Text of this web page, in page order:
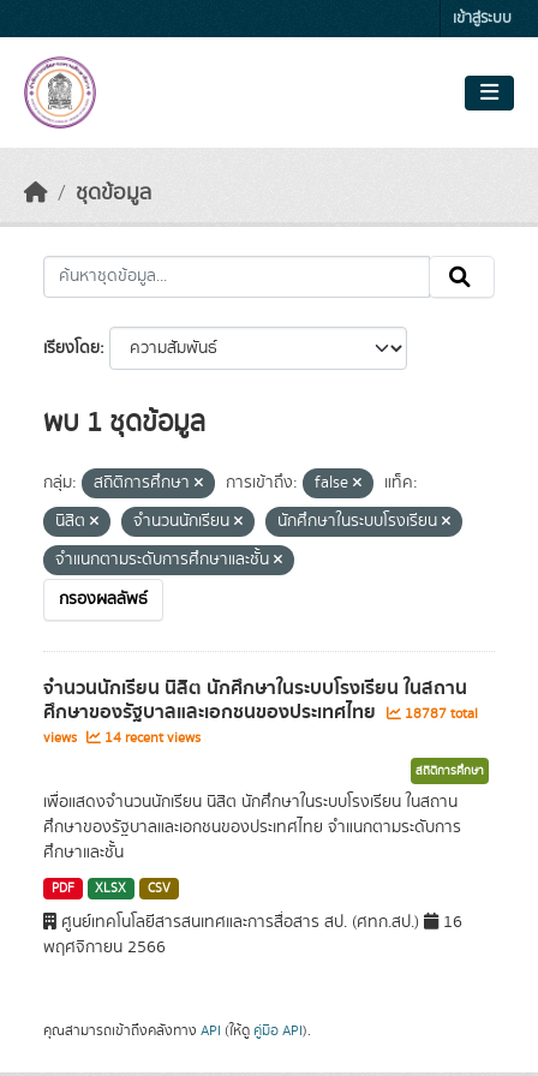
เข้าสู่ระบบ
ชุดข้อมูล
เรียงโดย
พบ 1 ชุดข้อมูล
กลุ่ม: สถิติการศึกษา การเข้าถึง: false
แท็ค:
นิสิต
จำนวนนักเรียน
นักศึกษาในระบบโรงเรียน
จำแนกตามระดับการศึกษาและชั้น
กรองผลลัพธ์
จำนวนนักเรียน นิสิต นักศึกษาในระบบโรงเรียน ในสถาน
ศึกษาของรัฐบาลและเอกชนของประเทศไทย
18787 total
views
14 recent views
สถิติการศึกษา
เพื่อแสดงจำนวนนักเรียน นิสิต นักศึกษาในระบบโรงเรียน ในสถาน
ศึกษาของรัฐบาลและเอกชนของประเทศไทย จำแนกตามระดับการ
ศึกษาและชั้น
PDF XLSX CSV
ศูนย์เทคโนโลยีสารสนเทศและการสื่อสาร สป. (ศทก.สป.)
16
พฤศจิกายน 2566
คุณสามารถเข้าถึงคลังทาง API (ให้ดู คู่มือ API).